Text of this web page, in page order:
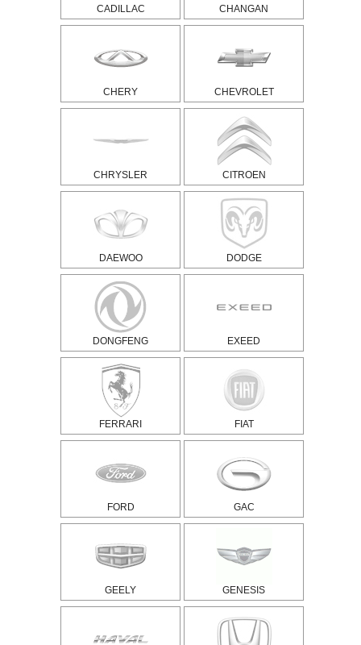
CADILLAC CHANGAN
CHERY CHEVROLET
CHRYSLER CITROEN
DAEWOO DODGE
DONGFENG EXEED
FERRARI FIAT
FORD GAC
GEELY GENESIS